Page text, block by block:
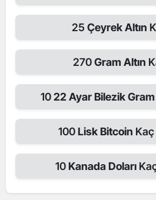
25 Çeyrek Altın
270Gram Altın
1022 Ayar Bilezik Gram
100Lisk Bitcoin Kaç
10Kanada Doları